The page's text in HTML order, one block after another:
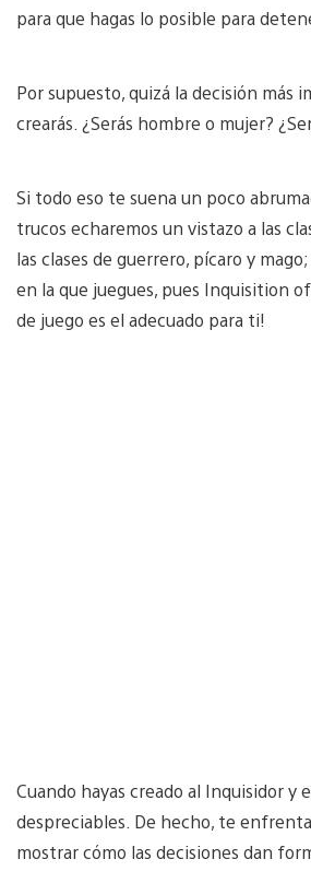
para que hagas lo posible para
Por supuesto, quizá la decisión
crearás. ¿Serás hombre o mujer?
Si todo eso te suena un poco
trucos echaremos un vistazo a las
las clases de guerrero, pícaro y
en la que juegues, pues Inquisition
de juego es el adecuado para ti!
Cuando hayas creado al Inquisidor
despreciables. De hecho, te
mostrar cómo las decisiones dan